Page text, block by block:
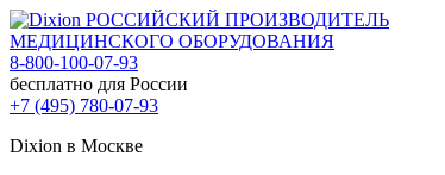
РОССИЙСКИЙ ПРОИЗВОДИТЕЛЬ
МЕДИЦИНСКОГО ОБОРУДОВАНИЯ
8-800-100-07-93
бесплатно для России
+7 (495) 780-07-93
Dixion в Москве